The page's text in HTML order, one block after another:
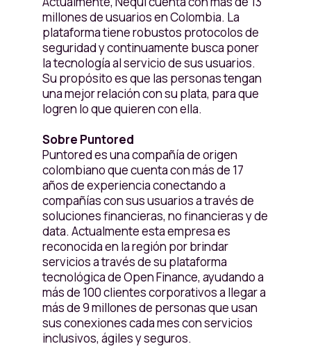
millones de usuarios en Colombia. La
plataforma tiene robustos protocolos de
seguridad y continuamente busca poner
la tecnología al servicio de sus usuarios.
Su propósito es que las personas tengan
una mejor relación con su plata, para que
logren lo que quieren con ella.
Sobre Puntored
Puntored es una compañía de origen
colombiano que cuenta con más de 17
años de experiencia conectando a
compañías con sus usuarios a través de
soluciones financieras, no financieras y de
data. Actualmente esta empresa es
reconocida en la región por brindar
servicios a través de su plataforma
tecnológica de Open Finance, ayudando a
más de 100 clientes corporativos a llegar a
más de 9 millones de personas que usan
sus conexiones cada mes con servicios
inclusivos, ágiles y seguros.